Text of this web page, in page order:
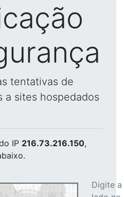
tentativas de
a sites hospedados
IP 216.73.216.150,
Digite